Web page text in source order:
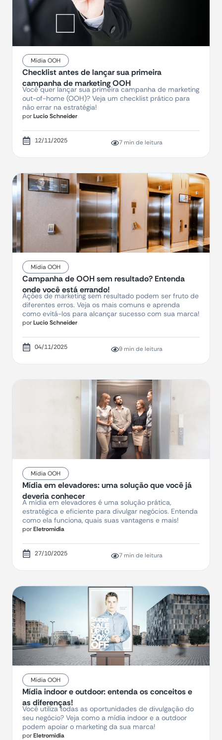
Mídia OOH
Checklist antes de lançar sua primeira
campanha de marketing OOH
Você quer lançar sua primeira campanha de marketing
out-of-home (OOH)? Veja um checklist prático para
não errar na estratégia!
porLucio Schneider
12/11/2025 7 min de leitura
Mídia OOH
Campanha de OOH sem resultado? Entenda
onde você está errando!
Ações de marketing sem resultado podem ser fruto de
diferentes erros. Veja os mais comuns e aprenda
como evitá-los para alcançar sucesso com sua marca!
porLucio Schneider
04/11/2025 9 min de leitura
Mídia OOH
Mídia em elevadores: uma solução que você já
deveria conhecer
A mídia em elevadores é uma solução prática,
estratégica e eficiente para divulgar negócios. Entenda
como ela funciona, quais suas vantagens e mais!
porEletromidia
27/10/2025 7 min de leitura
Mídia OOH
Mídia indoor e outdoor: entenda os conceitos e
as diferenças!
Você utiliza todas as oportunidades de divulgação do
seu negócio? Veja como a mídia indoor e a outdoor
podem apoiar o marketing da sua marca!
porEletromidia